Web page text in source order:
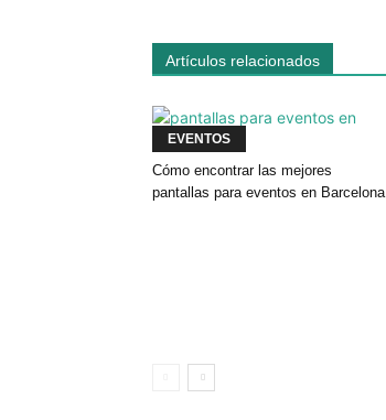
Artículos relacionados
EVENTOS
Cómo encontrar las mejores
pantallas para eventos en Barcelona